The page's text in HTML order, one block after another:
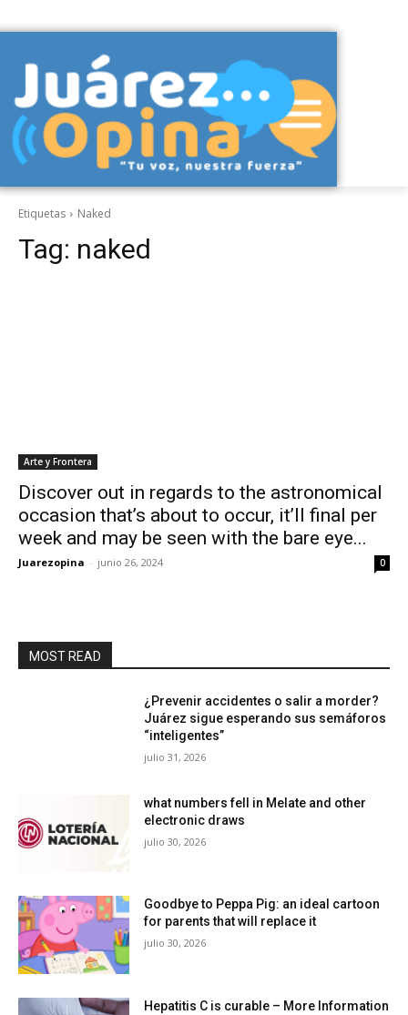
Etiquetas Naked
Tag: naked
Arte y Frontera
Discover out in regards to the astronomical
occasion that’s about to occur, it’ll final per
week and may be seen with the bare eye...
Juarezopina - junio 26, 2024 0
MOST READ
¿Prevenir accidentes o salir a morder?
Juárez sigue esperando sus semáforos
“inteligentes”
julio 31, 2026
what numbers fell in Melate and other
electronic draws
julio 30, 2026
Goodbye to Peppa Pig: an ideal cartoon
for parents that will replace it
julio 30, 2026
Hepatitis C is curable – More Information